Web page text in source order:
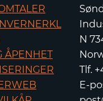
ÅPENHET
N
Tlf.
E-